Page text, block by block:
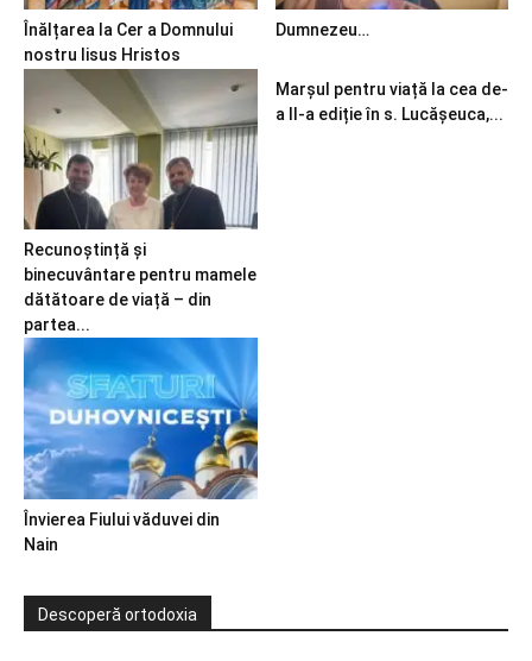
Înălțarea la Cer a Domnului
nostru Iisus Hristos
Dumnezeu…
Recunoștință și
binecuvântare pentru mamele
dătătoare de viață – din
partea...
Marșul pentru viață la cea de-
a II-a ediție în s. Lucășeuca,...
Învierea Fiului văduvei din
Nain
Descoperă ortodoxia